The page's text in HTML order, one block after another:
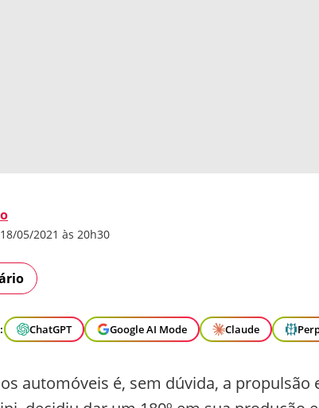
05/2021 às 20h30
ChatGPT Google AI Mode Claude
automóveis é, sem dúvida, a propulsão